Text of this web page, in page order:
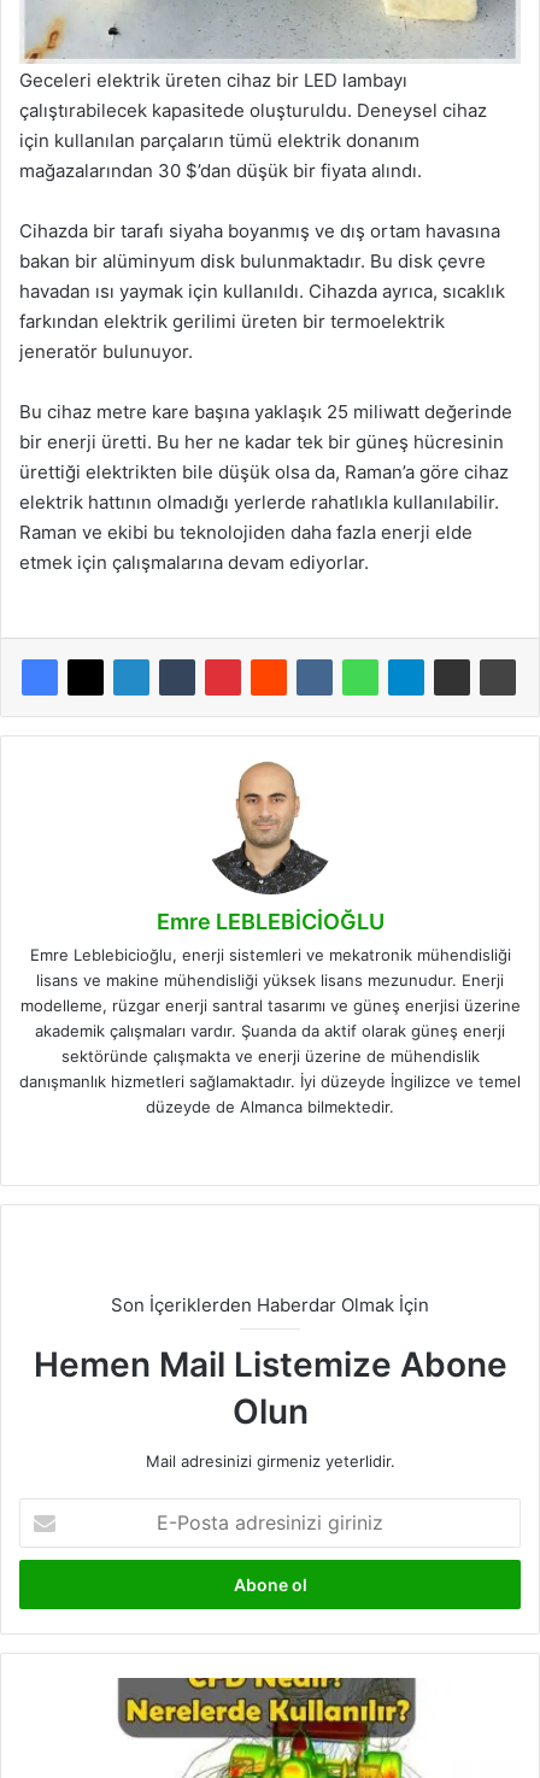
Geceleri elektrik üreten cihaz bir LED lambayı
çalıştırabilecek kapasitede oluşturuldu. Deneysel cihaz
için kullanılan parçaların tümü elektrik donanım
mağazalarından 30 $’dan düşük bir fiyata alındı.
Cihazda bir tarafı siyaha boyanmış ve dış ortam havasına
bakan bir alüminyum disk bulunmaktadır. Bu disk çevre
havadan ısı yaymak için kullanıldı. Cihazda ayrıca, sıcaklık
farkından elektrik gerilimi üreten bir termoelektrik
jeneratör bulunuyor.
Bu cihaz metre kare başına yaklaşık 25 miliwatt değerinde
bir enerji üretti. Bu her ne kadar tek bir güneş hücresinin
ürettiği elektrikten bile düşük olsa da, Raman’a göre cihaz
elektrik hattının olmadığı yerlerde rahatlıkla kullanılabilir.
Raman ve ekibi bu teknolojiden daha fazla enerji elde
etmek için çalışmalarına devam ediyorlar.
Emre LEBLEBİCİOĞLU
Emre Leblebicioğlu, enerji sistemleri ve mekatronik mühendisliği
lisans ve makine mühendisliği yüksek lisans mezunudur. Enerji
modelleme, rüzgar enerji santral tasarımı ve güneş enerjisi üzerine
akademik çalışmaları vardır. Şuanda da aktif olarak güneş enerji
sektöründe çalışmakta ve enerji üzerine de mühendislik
danışmanlık hizmetleri sağlamaktadır. İyi düzeyde İngilizce ve temel
düzeyde de Almanca bilmektedir.
Son İçeriklerden Haberdar Olmak İçin
Hemen Mail Listemize Abone
Olun
Mail adresinizi girmeniz yeterlidir.
Posta
adresinizi
(Computational